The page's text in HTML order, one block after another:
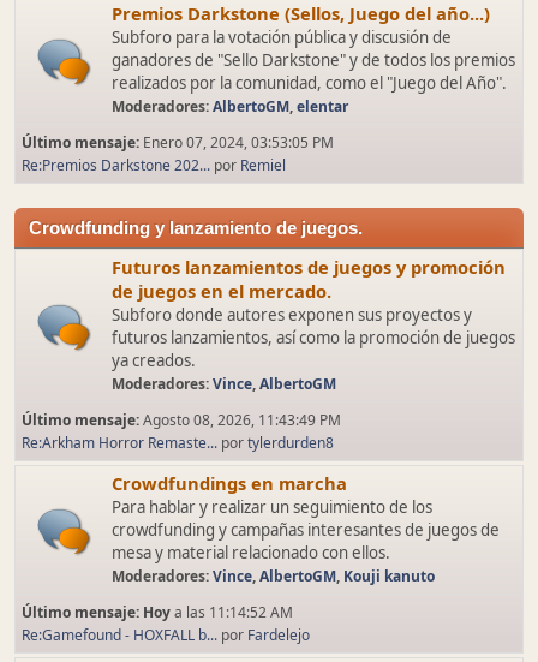
Premios Darkstone (Sellos, Juego del año...)
Subforo para la votación pública y discusión de
ganadores de "Sello Darkstone" y de todos los premios
realizados por la comunidad, como el "Juego del Año".
Moderadores:AlbertoGM,elentar
Último mensaje: Enero 07, 2024, 03:53:05 PM
Re:Premios Darkstone 202... por Remiel
Crowdfunding y lanzamiento de juegos.
Futuros lanzamientos de juegos y promoción
de juegos en el mercado.
Subforo donde autores exponen sus proyectos y
futuros lanzamientos, así como la promoción de juegos
ya creados.
Moderadores:Vince,AlbertoGM
Último mensaje:Agosto 08, 2026, 11:43:49 PM
Re:Arkham Horror Remaste... portylerdurden8
Crowdfundings en marcha
Para hablar y realizar un seguimiento de los
crowdfunding y campañas interesantes de juegos de
mesa y material relacionado con ellos.
Moderadores:Vince,AlbertoGM, Kouji kanuto
Último mensaje: Hoya las 11:14:52 AM
Re:Gamefound - HOXFALL b... por Fardelejo